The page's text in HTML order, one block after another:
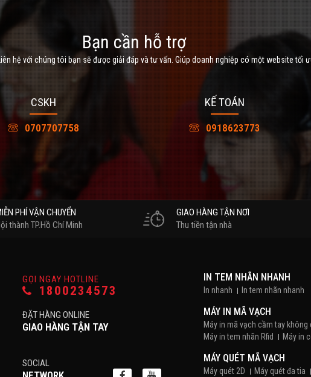
Bạn cần hỗ trợ
hệ với chúng tôi bạn sẽ được giải đáp và tư vấn. Giúp doanh nghiệp có một website tối
CSKH
0707707758
KẾ TOÁN
0918623773
PHÍ VẬN CHUYỂN
thành TP.Hồ Chí Minh
GIAO HÀNG TẬN NƠI
Thu tiền tận nhà
GỌI NGAY HOTLINE
1800234573
ĐẶT HÀNG ONLINE
GIAO HÀNG TẬN TAY
SOCIAL
IN TEM NHÃN NHANH
In nhanh In tem nhãn nhanh
MÁY IN MÃ VẠCH
Máy in mã vạch cầm tay không
Máy in tem nhãn Rfid
Máy in
MÁY QUÉT MÃ VẠCH
Máy quét 2D Máy quét đa tia